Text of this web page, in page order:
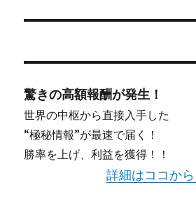
驚きの高額報酬が発生！
世界の中枢から直接入手した
“極秘情報”が最速で届く！
勝率を上げ、利益を獲得！！
詳細はココから